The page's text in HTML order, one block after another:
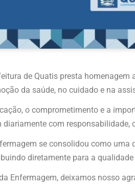
de Quatis presta
da saúde, no cuidado e na
o comprometimento e a
com
se consolidou como
diretamente para a
Enfermagem, deixamos nosso